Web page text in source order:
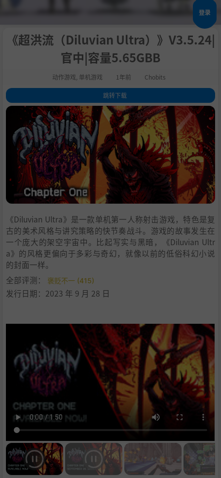
登录
《超洪流（Diluvian Ultra）》V3.5.24|
官中|容量5.65GBB
动作游戏 单机游戏 1年前 Chobits
跳转下载
1.关于这款游戏
讲究策略的战斗
3.保持移动
4 .有机哲学
史诗般的剧情
系统需求
7 支持作者
8.学习下载
《Diluvian Ultra》是一款单机第一人称射击游戏，特色是复
古的美术风格与讲究策略的快节奏战斗。游戏的故事发生在
一个庞大的架空宇宙中。比起写实与黑暗，《Diluvian Ultr
a》的风格更偏向于多彩与奇幻，就像以前的低俗科幻小说
的封面一样。
全部评测：
褒贬不一 (415)
发行日期：2023 年 9 月 28 日